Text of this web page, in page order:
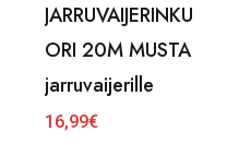
JARRUVAIJERINKU
ORI 20M MUSTA
jarruvaijerille
16,99€